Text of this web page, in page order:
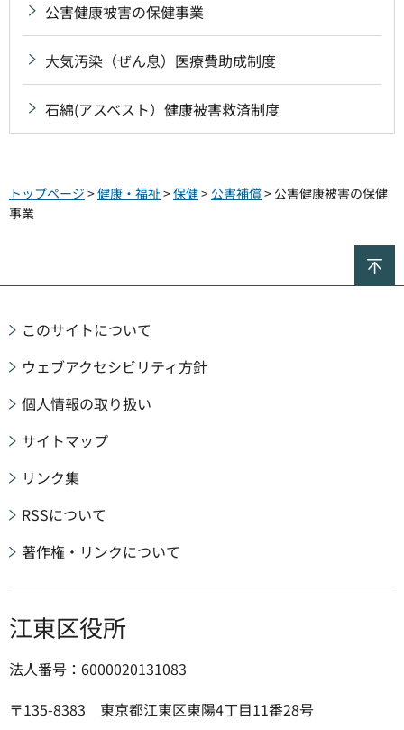
公害健康被害の保健事業
大気汚染（ぜん息）医療費助成制度
石綿(アスベスト）健康被害救済制度
トップページ >健康・福祉 >保健> 公害補償> 公害健康被害の保健
事業
このサイトについて
ウェブアクセシビリティ方針
個人情報の取り扱い
サイトマップ
リンク集
RSSについて
著作権・リンクについて
江東区役所
法人番号：6000020131083
〒135-8383 東京都江東区東陽4丁目11番28号